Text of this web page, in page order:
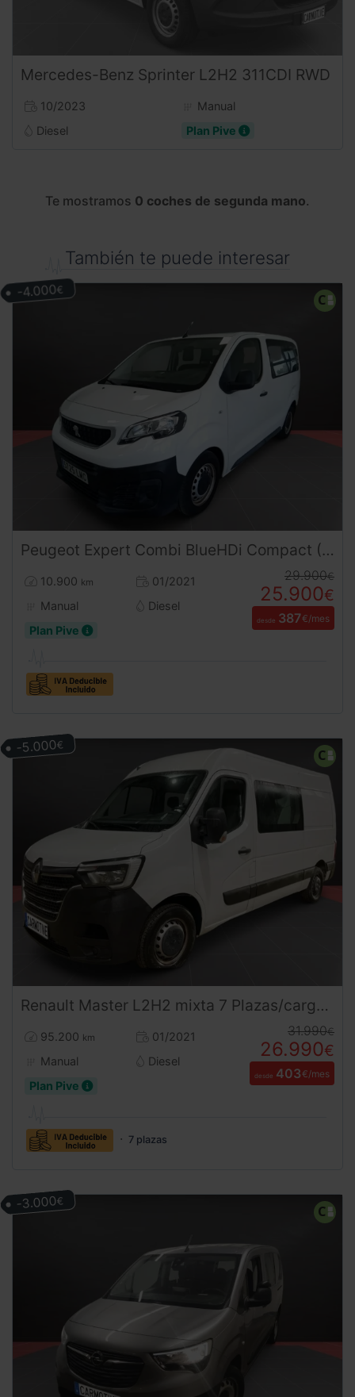
Mercedes-Benz Sprinter L2H2 311CDI RWD
10/2023
Manual
Diesel
Plan Pive
Te mostramos 0 coches de segunda mano.
También te puede interesar
Peugeot Expert Combi BlueHDi Compact (2021) | Oportunidad de Reestreno con Solo 10.900 km | Desde 390 € al mes
10.900 km
01/2021
Manual
Diesel
Plan Pive
29.900€
25.900€
desde 387€/mes
-4.000€
Renault Master L2H2 mixta 7 Plazas/carga 2.3 dCi 135CV
95.200 km
01/2021
Manual
Diesel
Plan Pive
31.990€
26.990€
desde 403€/mes
7 plazas
-5.000€
-3.000€